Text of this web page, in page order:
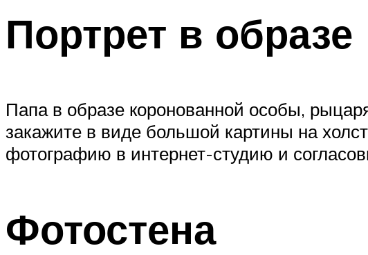
Портрет в образе
Папа в образе коронованной особы,
закажите в виде большой картины на
фотографию в интернет-студию и
Фотостена